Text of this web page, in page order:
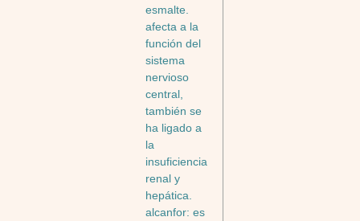
esmalte.
afecta a la
función del
sistema
nervioso
central,
también se
ha ligado a
la
insuficiencia
renal y
hepática.
alcanfor: es